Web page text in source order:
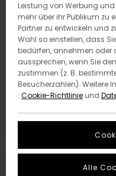
Leistung von Werbung
mehr über ihr Publikum zu
Partner zu entwickeln und
Wahl so einstellen, dass
bedürfen, annehmen
aussprechen, wenn Sie
zustimmen (z. B.
Besucherzahlen). Weitere
: Cookie-Richtlinieund
Alle